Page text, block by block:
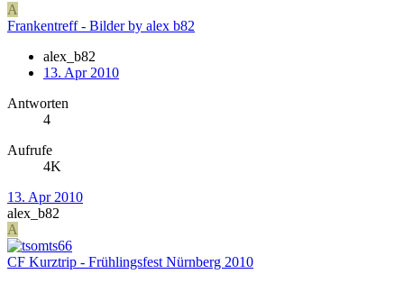
A
Frankentreff - Bilder by alex b82
alex_b82
13. Apr 2010
Antworten
4
Aufrufe
4K
13. Apr 2010
alex_b82
A
CF Kurztrip - Frühlingsfest Nürnberg 2010